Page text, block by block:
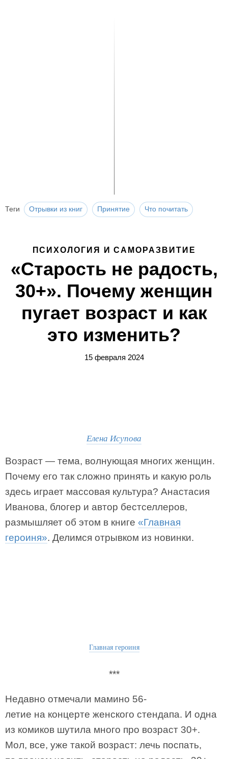
Теги Отрывки из книг Принятие Что почитать
ПСИХОЛОГИЯ И САМОРАЗВИТИЕ
«Старость не радость,
30+». Почему женщин
пугает возраст и как
это изменить?
15 февраля 2024
Елена Исупова
Возраст — тема, волнующая многих женщин.
Почему его так сложно принять и какую роль
здесь играет массовая культура? Анастасия
Иванова, блогер и автор бестселлеров,
размышляет об этом в книге «Главная
героиня». Делимся отрывком из новинки.
Главная героиня
***
Недавно отмечали мамино 56-
летие на концерте женского стендапа. И одна
из комиков шутила много про возраст 30+.
Мол, все, уже такой возраст: лечь поспать,